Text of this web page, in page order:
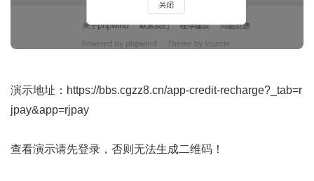
演示地址： https://bbs.cgzz8.cn/app-credit-recharge?_tab=r
jpay&app=rjpay
查看演示请先登录，否则无法生成二维码！